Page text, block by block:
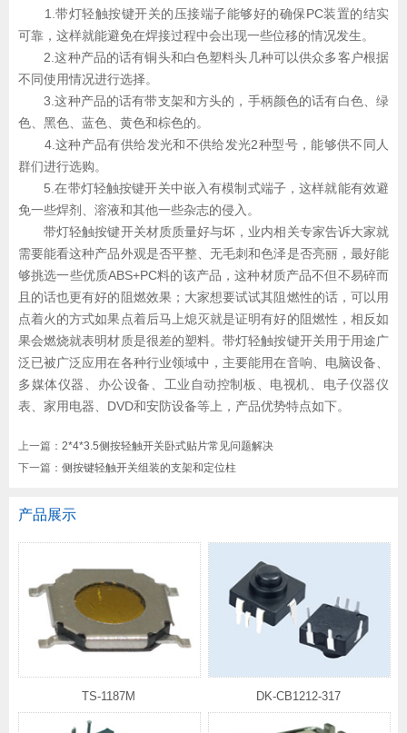
1.带灯轻触按键开关的压接端子能够好的确保PC装置的结实
可靠，这样就能避免在焊接过程中会出现一些位移的情况发生。
2.这种产品的话有铜头和白色塑料头几种可以供众多客户根据
不同使用情况进行选择。
3.这种产品的话有带支架和方头的，手柄颜色的话有白色、绿
色、黑色、蓝色、黄色和棕色的。
4.这种产品有供给发光和不供给发光2种型号，能够供不同人
群们进行选购。
5.在带灯轻触按键开关中嵌入有模制式端子，这样就能有效避
免一些焊剂、溶液和其他一些杂志的侵入。
带灯轻触按键开关材质质量好与坏，业内相关专家告诉大家就
需要能看这种产品外观是否平整、无毛刺和色泽是否亮丽，最好能
够挑选一些优质ABS+PC料的该产品，这种材质产品不但不易碎而
且的话也更有好的阻燃效果；大家想要试试其阻燃性的话，可以用
点着火的方式如果点着后马上熄灭就是证明有好的阻燃性，相反如
果会燃烧就表明材质是很差的塑料。带灯轻触按键开关用于用途广
泛已被广泛应用在各种行业领域中，主要能用在音响、电脑设备、
多媒体仪器、办公设备、工业自动控制板、电视机、电子仪器仪
表、家用电器、DVD和安防设备等上，产品优势特点如下。
上一篇： 2*4*3.5侧按轻触开关卧式贴片常见问题解决
下一篇： 侧按键轻触开关组装的支架和定位柱
产品展示
TS-1187M DK-CB1212-317